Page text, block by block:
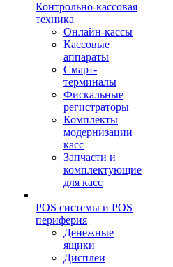
Контрольно-кассовая
техника
Онлайн-кассы
Кассовые
аппараты
Смарт-
терминалы
Фискальные
регистраторы
Комплекты
модернизации
касс
Запчасти и
комплектующие
для касс
POS системы и POS
периферия
Денежные
ящики
Дисплеи